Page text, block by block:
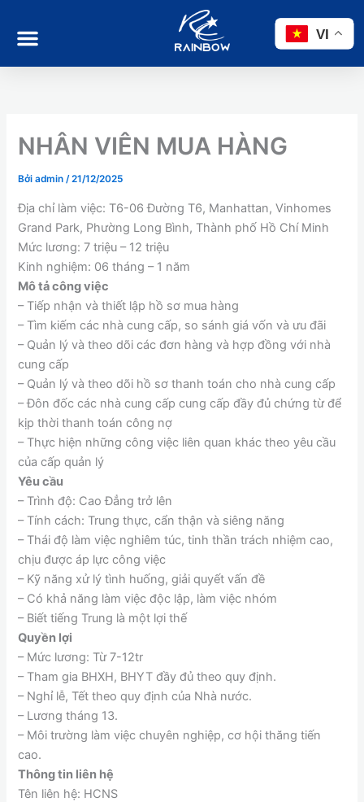
dung
NHÂN VIÊN MUA HÀNG
Bởiadmin/21/12/2025
Địa chỉ làm việc: T6-06 Đường T6, Manhattan, Vinhomes
Grand Park, Phường Long Bình, Thành phố Hồ Chí Minh
Mức lương: 7 triệu – 12 triệu
Kinh nghiệm: 06 tháng – 1 năm
Mô tả công việc
– Tiếp nhận và thiết lập hồ sơ mua hàng
– Tìm kiếm các nhà cung cấp, so sánh giá vốn và ưu đãi
– Quản lý và theo dõi các đơn hàng và hợp đồng với nhà
cung cấp
– Quản lý và theo dõi hồ sơ thanh toán cho nhà cung cấp
– Đôn đốc các nhà cung cấp cung cấp đầy đủ chứng từ để
kịp thời thanh toán công nợ
– Thực hiện những công việc liên quan khác theo yêu cầu
của cấp quản lý
Yêu cầu
– Trình độ: Cao Đẳng trở lên
– Tính cách: Trung thực, cẩn thận và siêng năng
– Thái độ làm việc nghiêm túc, tinh thần trách nhiệm cao,
chịu được áp lực công việc
– Kỹ năng xử lý tình huống, giải quyết vấn đề
– Có khả năng làm việc độc lập, làm việc nhóm
– Biết tiếng Trung là một lợi thế
Quyền lợi
– Mức lương: Từ 7-12tr
– Tham gia BHXH, BHYT đầy đủ theo quy định.
– Nghỉ lễ, Tết theo quy định của Nhà nước.
– Lương tháng 13.
– Môi trường làm việc chuyên nghiệp, cơ hội thăng tiến
cao.
Thông tin liên hệ
Tên liên hệ: HCNS
VI